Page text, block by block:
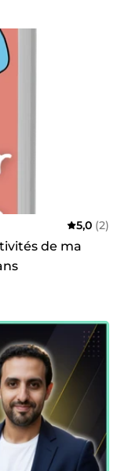
5,0 (2)
de ma